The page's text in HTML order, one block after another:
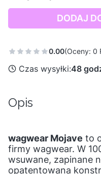
DODAJ
0.00(Oceny: 0
Czas wysyłki:48
Opis
wagwear Mojave to
firmy wagwear. W
wsuwane, zapinane
opatentowana